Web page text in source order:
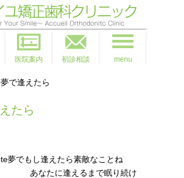
医院案内 初診相談 menu
で逢えたら
たら
夢でもし逢えたら素敵なことね
に逢えるまで眠り続け